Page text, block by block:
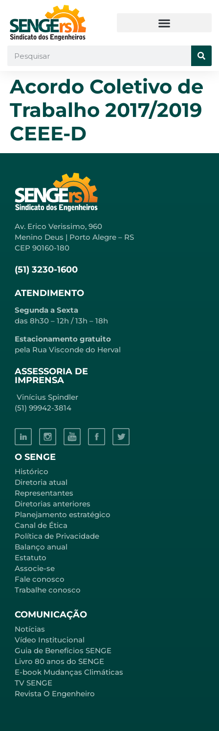
Acordo Coletivo de
Trabalho 2017/2019
CEEE-D
O SENGE
Histórico
Diretoria atual
Representantes
Diretorias anteriores
Planejamento estratégico
Canal de Ética
Política de Privacidade
Balanço anual
Estatuto
Associe-se
Fale conosco
Trabalhe conosco
COMUNICAÇÃO
Notícias
Vídeo Institucional
Guia de Benefícios SENGE
Livro 80 anos do SENGE
E-book Mudanças Climáticas
TV SENGE
Revista O Engenheiro
Av. Erico Verissimo, 960
Menino Deus | Porto Alegre – RS
CEP 90160-180
(51) 3230-1600
ATENDIMENTO
Segunda a Sexta
das 8h30 – 12h / 13h – 18h
Estacionamento gratuito
pela Rua Visconde do Herval
ASSESSORIA DE
IMPRENSA
Vinícius Spindler
(51) 99942-3814